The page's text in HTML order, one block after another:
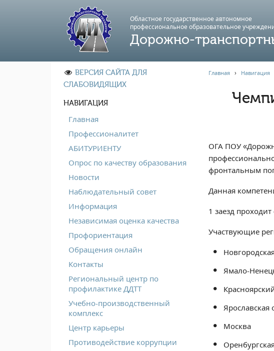
Областное государственное автономное
профессиональноe образовательное
Дорожно-
ВЕРСИЯ САЙТА ДЛЯ
СЛАБОВИДЯЩИХ
НАВИГАЦИЯ
Главная
Профессионалитет
АБИТУРИЕНТУ
Опрос по качеству образования
Новости
Наблюдательный совет
Информация
Независимая оценка качества
Профориентация
Обращения онлайн
Контакты
Региональный центр по
профилактике ДДТТ
Учебно-производственный
комплекс
Центр карьеры
Противодействие коррупции
Главная› Навигация
ОГА ПОУ
фронтальным
Данная
1 заезд
Участвующие
Ямало-
Ярославская
Москва